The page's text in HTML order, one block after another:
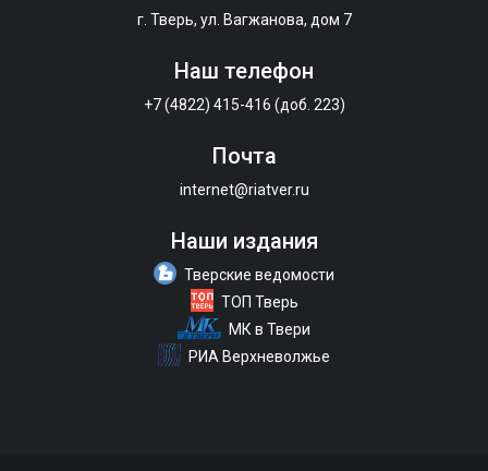
г. Тверь, ул. Вагжанова, дом 7
Наш телефон
+7 (4822) 415-416 (доб. 223)
Почта
internet@riatver.ru
Наши издания
Тверские ведомости
ТОП Тверь
МК в Твери
РИА Верхневолжье